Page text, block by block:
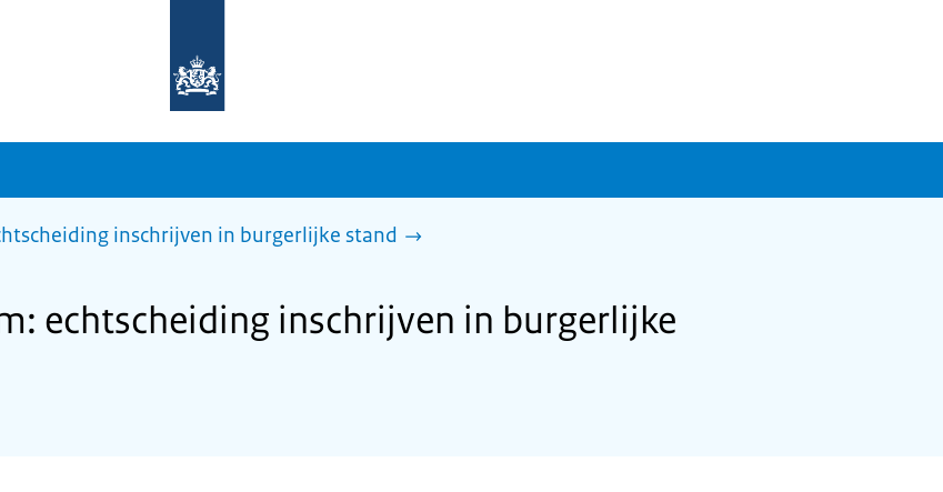
homepage
sdg.rijksoverheid.nl
inschrijven in burgerlijke stand
echtscheiding inschrijven in burgerlijke